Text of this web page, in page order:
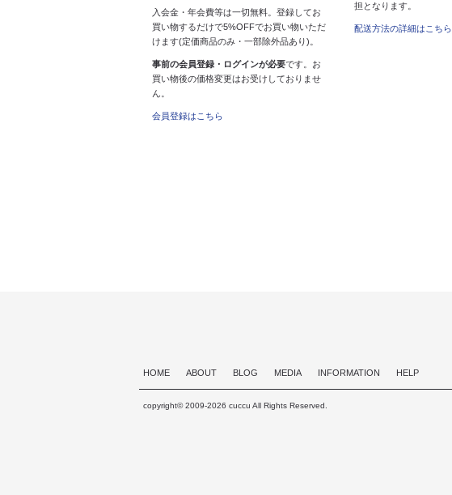
入会金・年会費等は一切無料。登録してお
買い物するだけで5%OFFでお買い物いただ
けます(定価商品のみ・一部除外品あり)。
事前の会員登録・ログインが必要です。お
買い物後の価格変更はお受けしておりませ
ん。
会員登録はこちら
担となります。
配送方法の詳細はこちら
HOME ABOUT BLOG MEDIA INFORMATION HELP
copyright© 2009-2026 cuccu All Rights Reserved.